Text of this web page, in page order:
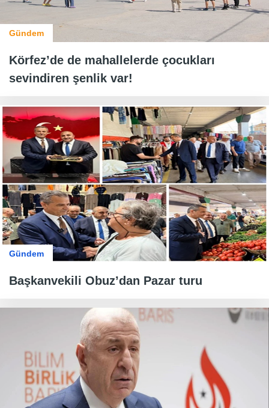
Gündem
Körfez’de de mahallelerde çocukları
sevindiren şenlik var!
Gündem
Başkanvekili Obuz’dan Pazar turu